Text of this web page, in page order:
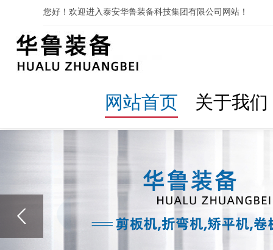
您好！欢迎进入泰安华鲁装备科技集团有限公司网站！
网站首页 关于我们